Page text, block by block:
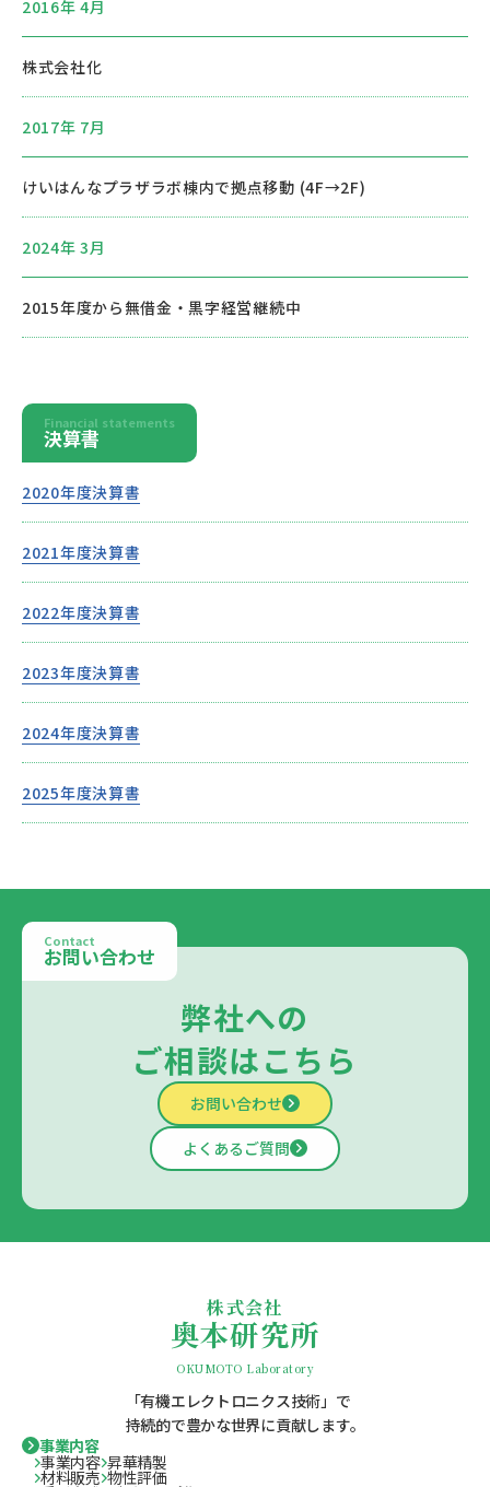
2016年 4月
株式会社化
2017年 7月
けいはんなプラザラボ棟内で拠点移動 (4F→2F)
2024年 3月
2015年度から無借金・黒字経営継続中
Financial statements
決算書
2020年度決算書
2021年度決算書
2022年度決算書
2023年度決算書
2024年度決算書
2025年度決算書
Contact
お問い合わせ
弊社への
ご相談はこちら
お問い合わせ
よくあるご質問
株式会社
奥本研究所
OKUMOTO Laboratory
「有機エレクトロニクス技術」で
持続的で豊かな世界に貢献します。
事業内容
事業内容
材料販売
昇華精製
物性評価